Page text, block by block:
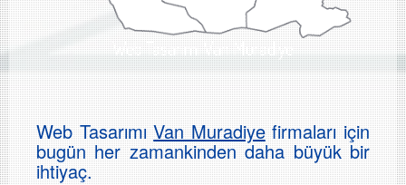
Web Tasarımı Van Muradiye
Web TasarımıVan Muradiyefirmaları için
bugün her zamankinden daha büyük bir
ihtiyaç.